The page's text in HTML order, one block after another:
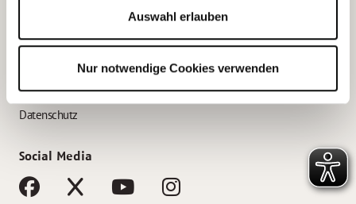
Auswahl erlauben
Nur notwendige Cookies verwenden
AWO Gliederungen nach Bundesland
Impressum
Datenschutz
Social Media